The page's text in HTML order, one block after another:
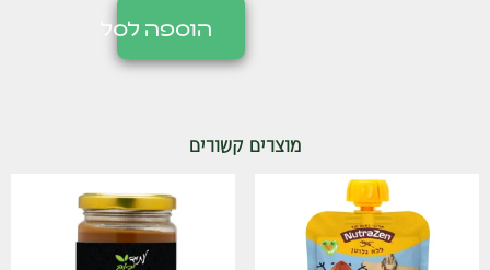
הוספה לסל
מוצרים קשורים